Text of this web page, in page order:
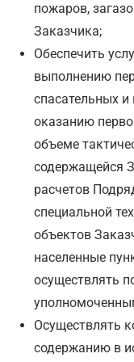
пожаров,
Заказчика;
Обеспечить
выполнению
спасательных и
оказанию
объеме
содержащейся
расчетов
специальной
объектов
населенные
осуществлять
Осуществлять
содержанию в